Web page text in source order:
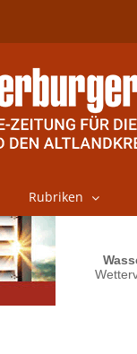
Rubriken